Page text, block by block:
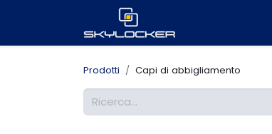
Prodotti Capi di abbigliamento